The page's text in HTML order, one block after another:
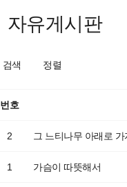
자유게시판
검색 정렬
번호
2 그 느티나무 아래로 가
1 가슴이 따뜻해서